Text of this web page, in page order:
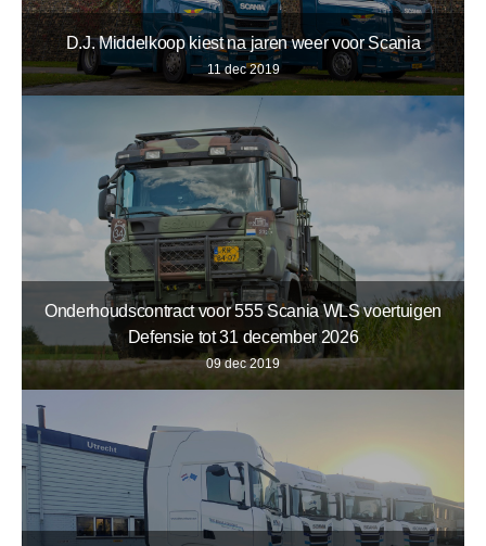
D.J. Middelkoop kiest na jaren weer voor Scania
11 dec 2019
Onderhoudscontract voor 555 Scania WLS voertuigen
Defensie tot 31 december 2026
09 dec 2019